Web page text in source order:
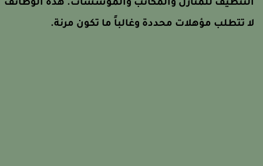
للمنازل والمكاتب والمؤسسات. هذه الوظائف
تتطلب مؤهلات محددة وغالباً ما تكون مرنة.